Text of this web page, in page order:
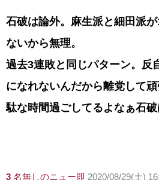
石破は論外。麻生派と細田派
ないから無理。
過去3連敗と同じパターン。反
になれないんだから離党して
駄な時間過ごしてるよなぁ石破
3 名無しのニュー即 2020/08/29(土)